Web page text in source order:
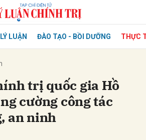
LUẬN ĐÀO TẠO - BỒI DƯỠNG THỰC
trị quốc gia Hồ
cường công tác
an ninh